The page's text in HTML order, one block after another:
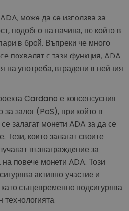
може да се използва за
подобно на начина, по който в
в брой. Въпреки че много
похвалят с тази функция, ADA
на употреба, вградени в нейния
Cardano е консенсусния
за залог (PoS), при който в
залагат монети ADA за да се
Тези, които залагат своите
възнаграждение за
повече монети ADA. Този
активно участие и
същевременно подсигурява
технологията.